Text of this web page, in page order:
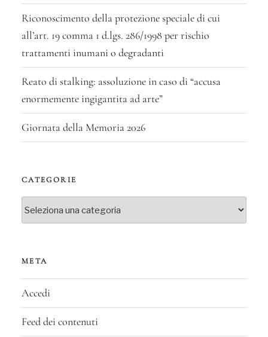
Riconoscimento della protezione speciale di cui
all’art. 19 comma 1 d.lgs. 286/1998 per rischio
trattamenti inumani o degradanti
Reato di stalking: assoluzione in caso di “accusa
enormemente ingigantita ad arte”
Giornata della Memoria 2026
CATEGORIE
Categorie
META
Accedi
Feed dei contenuti